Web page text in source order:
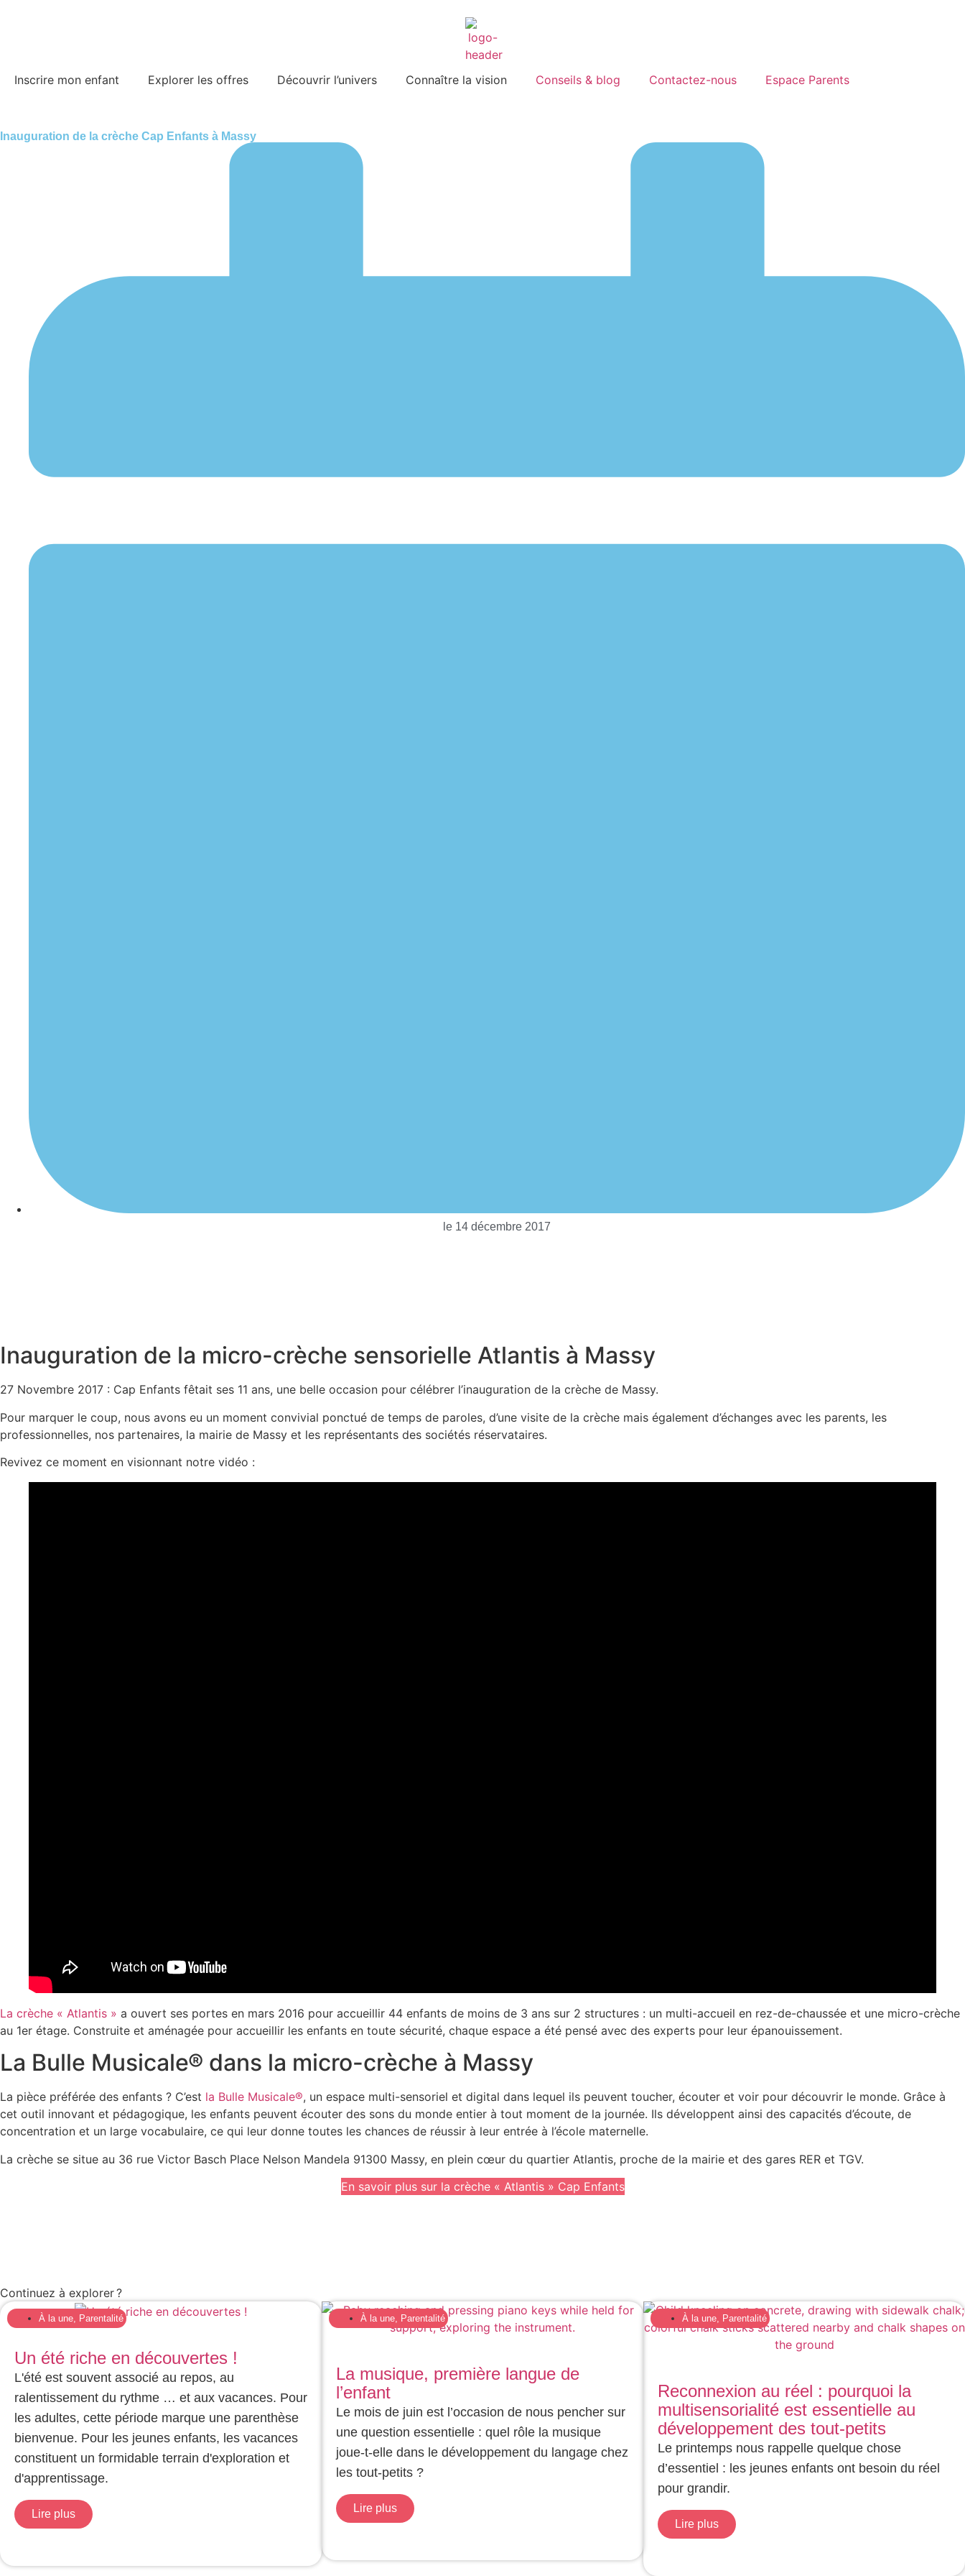
Inscrire mon enfant Explorer les offres Découvrir l’univers Connaître la vision Conseils & blog Contactez-nous Espace Parents
Inauguration de la crèche Cap Enfants à Massy
le 14 décembre 2017
Inauguration de la micro-crèche sensorielle Atlantis à Massy
27 Novembre 2017 : Cap Enfants fêtait ses 11 ans, une belle occasion pour célébrer l’inauguration de la crèche de Massy.
Pour marquer le coup, nous avons eu un moment convivial ponctué de temps de paroles, d’une visite de la crèche mais également d’échanges avec les parents, les
professionnelles, nos partenaires, la mairie de Massy et les représentants des sociétés réservataires.
Revivez ce moment en visionnant notre vidéo :
La crèche « Atlantis » a ouvert ses portes en mars 2016 pour accueillir 44 enfants de moins de 3 ans sur 2 structures : un multi-accueil en rez-de-chaussée et une micro-crèche
au 1er étage. Construite et aménagée pour accueillir les enfants en toute sécurité, chaque espace a été pensé avec des experts pour leur épanouissement.
La Bulle Musicale® dans la micro-crèche à Massy
La pièce préférée des enfants ? C’est la Bulle Musicale®, un espace multi-sensoriel et digital dans lequel ils peuvent toucher, écouter et voir pour découvrir le monde. Grâce à
cet outil innovant et pédagogique, les enfants peuvent écouter des sons du monde entier à tout moment de la journée. Ils développent ainsi des capacités d’écoute, de
concentration et un large vocabulaire, ce qui leur donne toutes les chances de réussir à leur entrée à l’école maternelle.
La crèche se situe au 36 rue Victor Basch Place Nelson Mandela 91300 Massy, en plein cœur du quartier Atlantis, proche de la mairie et des gares RER et TGV.
En savoir plus sur la crèche « Atlantis » Cap Enfants
Continuez à explorer ?
À la une, Parentalité
Un été riche en découvertes !
L'été est souvent associé au repos, au
ralentissement du rythme … et aux vacances. Pour
les adultes, cette période marque une parenthèse
bienvenue. Pour les jeunes enfants, les vacances
constituent un formidable terrain d'exploration et
d'apprentissage.
Lire plus
À la une, Parentalité
La musique, première langue de
l’enfant
Le mois de juin est l’occasion de nous pencher sur
une question essentielle : quel rôle la musique
joue-t-elle dans le développement du langage chez
les tout-petits ?
Lire plus
À la une, Parentalité
Reconnexion au réel : pourquoi la
multisensorialité est essentielle au
développement des tout-petits
Le printemps nous rappelle quelque chose
d’essentiel : les jeunes enfants ont besoin du réel
pour grandir.
Lire plus